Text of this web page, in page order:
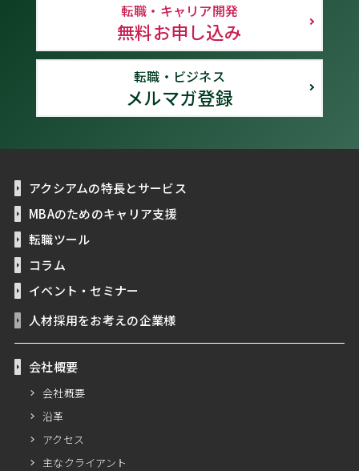
転職・キャリア開発
無料お申し込み
転職・ビジネス
メルマガ登録
アクシアムの特長とサービス
MBAのためのキャリア支援
転職ツール
コラム
イベント・セミナー
人材採用をお考えの企業様
会社概要
会社概要
沿革
アクセス
主なクライアント